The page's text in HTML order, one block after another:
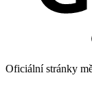
Oficiální stránky